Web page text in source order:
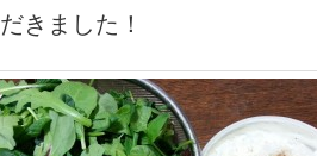
きました！